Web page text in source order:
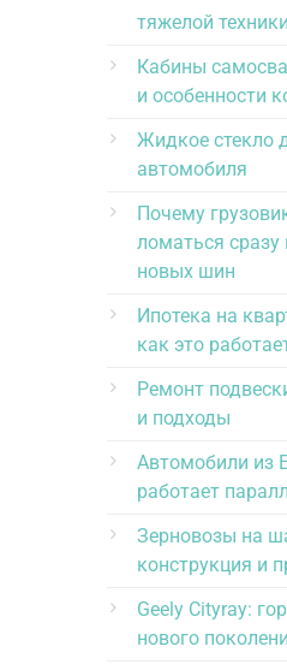
тяжелой техники
Кабины
и особенности
Жидкое стекло
автомобиля
Почему
ломаться сразу
новых шин
Ипотека на
как это
Ремонт
и подходы
Автомобили из
работает
Зерновозы на
конструкция и
Geely Cityray:
нового